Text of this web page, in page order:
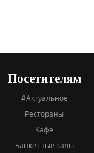
Посетителям
#Актуальное
Рестораны
Кафе
Банкетные залы